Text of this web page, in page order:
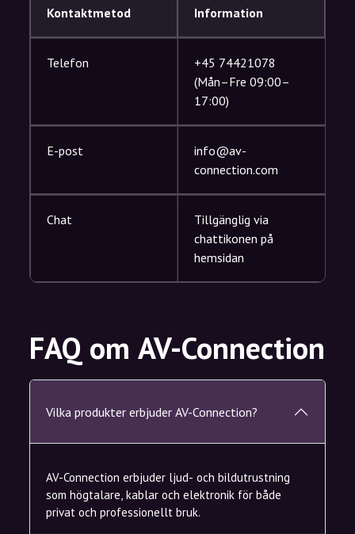
Kontaktmetod Information
Telefon
+45 74421078
(Mån–Fre 09:00–
17:00)
E-post
info@av-
connection.com
Chat
Tillgänglig via
chattikonen på
hemsidan
FAQ om AV-Connection
Vilka produkter erbjuder AV-Connection?
AV-Connection erbjuder ljud- och bildutrustning
som högtalare, kablar och elektronik för både
privat och professionellt bruk.